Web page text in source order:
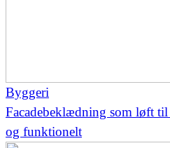
Byggeri
Facadebeklædning som løft
og funktionelt